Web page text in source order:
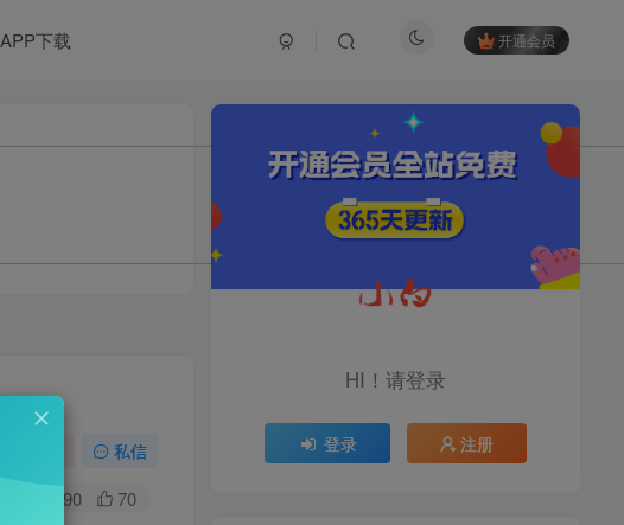
APP下载 开通会员
私信
790 70
1.2W+人已阅读
育儿教学教培新玩法，AI生成教学视频，
市场大，操作简单，变现天花板...
TOP1
频用AI全搞定，一天5张+不
是问题，每天只需10分钟
midjourney新手入门教程：
人人都是AI艺术家，新手小
HI！请登录
登录 注册